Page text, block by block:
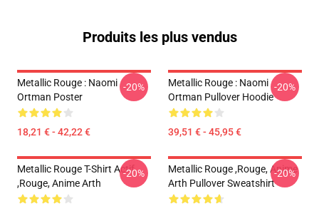
Produits les plus vendus
Metallic Rouge : Naomi
Ortman Poster
18,21 € - 42,22 €
-20%
Metallic Rouge : Naomi
Ortman Pullover Hoodie
39,51 € - 45,95 €
-20%
Metallic Rouge T-Shirt Actif
,rouge, Anime Arth
-20%
Metallic Rouge ,rouge, Anime
Arth Pullover Sweatshirt
-20%